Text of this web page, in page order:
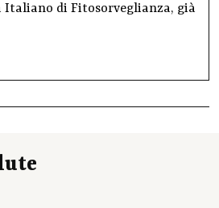
Italiano di Fitosorveglianza, già